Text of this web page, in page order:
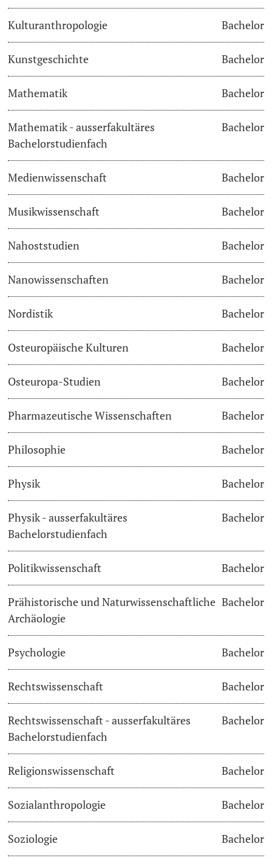
Inclusive University
Support Services Guide
Learning & Teaching
AI in learning and teaching
Digital learning
Language Center
Learning Spaces
Lernbörse
Kulturanthropologie Bachelor
Kunstgeschichte Bachelor
Mathematik Bachelor
Mathematik - ausserfakultäres
Bachelorstudienfach
Bachelor
Medienwissenschaft Bachelor
Musikwissenschaft Bachelor
Nahoststudien Bachelor
Nanowissenschaften Bachelor
Nordistik Bachelor
Osteuropäische Kulturen Bachelor
Osteuropa-Studien Bachelor
Pharmazeutische Wissenschaften Bachelor
Philosophie Bachelor
Physik Bachelor
Physik - ausserfakultäres
Bachelorstudienfach
Bachelor
Politikwissenschaft Bachelor
Prähistorische und Naturwissenschaftliche
Archäologie
Bachelor
Psychologie Bachelor
Rechtswissenschaft Bachelor
Rechtswissenschaft - ausserfakultäres
Bachelorstudienfach
Bachelor
Religionswissenschaft Bachelor
Sozialanthropologie Bachelor
Soziologie Bachelor